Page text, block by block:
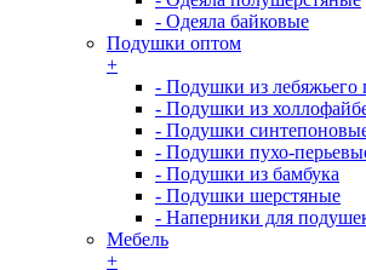
- Одеяла байковые
Подушки оптом
+
- Подушки из лебяжьего
- Подушки из
- Подушки
- Подушки пухо-
- Подушки из бамбука
- Подушки шерстяные
- Наперники для
Мебель
+